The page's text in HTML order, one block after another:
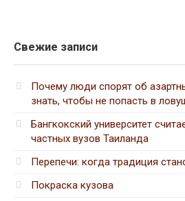
Свежие записи
Почему люди спорят об
знать, чтобы не попасть в
Бангкокский университет
частных вузов Таиланда
Перепечи: когда традиция
Покраска кузова